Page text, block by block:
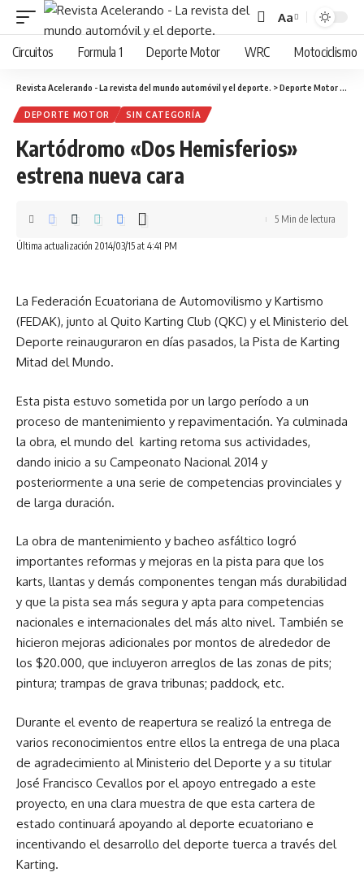
Cambiar
tamaño
fuente
Aa
Circuitos Formula 1 Deporte Motor WRC Motociclismo
Revista Acelerando - La revista del mundo automóvil y el deporte. >Deporte Motor
DEPORTE MOTOR SIN CATEGORÍA
Kartódromo «Dos Hemisferios»
estrena nueva cara
Última actualización 2014/03/15 at 4:41 PM
5 Min de lectura
La Federación Ecuatoriana de Automovilismo y Kartismo
(FEDAK), junto al Quito Karting Club (QKC) y el Ministerio del
Deporte reinauguraron en días pasados, la Pista de Karting
Mitad del Mundo.
Esta pista estuvo sometida por un largo período a un
proceso de mantenimiento y repavimentación. Ya culminada
la obra, el mundo del karting retoma sus actividades,
dando inicio a su Campeonato Nacional 2014 y
posteriormente a una serie de competencias provinciales y
de larga duración.
La obra de mantenimiento y bacheo asfáltico logró
importantes reformas y mejoras en la pista para que los
karts, llantas y demás componentes tengan más durabilidad
y que la pista sea más segura y apta para competencias
nacionales e internacionales del más alto nivel. También se
hicieron mejoras adicionales por montos de alrededor de
los $20.000, que incluyeron arreglos de las zonas de pits;
pintura; trampas de grava tribunas; paddock, etc.
Durante el evento de reapertura se realizó la entrega de
varios reconocimientos entre ellos la entrega de una placa
de agradecimiento al Ministerio del Deporte y a su titular
José Francisco Cevallos por el apoyo entregado a este
proyecto, en una clara muestra de que esta cartera de
estado continuará apoyando al deporte ecuatoriano e
incentivando el desarrollo del deporte tuerca a través del
Karting.